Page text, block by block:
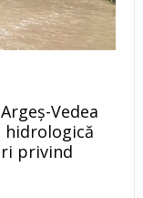
Vedea
hidrologică
privind